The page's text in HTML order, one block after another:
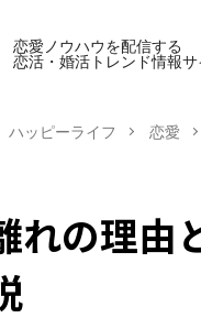
恋愛ノウハウを配信する
恋活・婚活トレンド情報サ
ハッピーライフ 恋愛
れの理由